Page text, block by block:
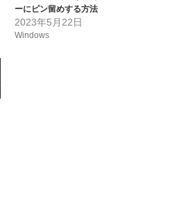
ーにピン留めする方法
2023年5月22日
Windows